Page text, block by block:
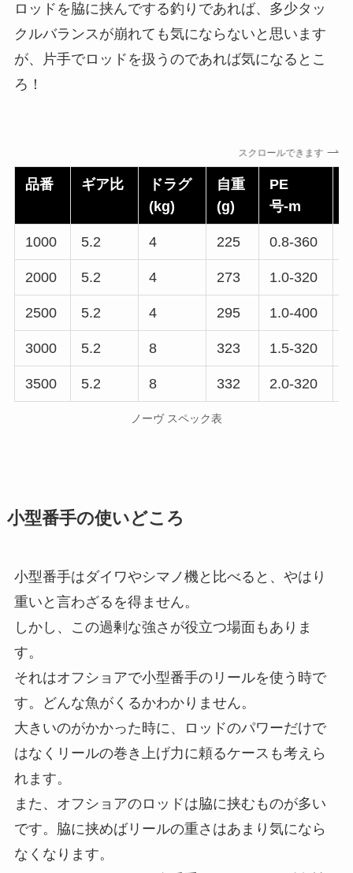
ロッドを脇に挟んでする釣りであれば、多少タッ
クルバランスが崩れても気にならないと思います
が、片手でロッドを扱うのであれば気になるとこ
ろ！
スクロールできます
品番 ギア比
ドラグ
(kg)
自重
(g)
PE
号-m
1000 5.2 4 225 0.8-360
2000 5.2 4 273 1.0-320
2500 5.2 4 295 1.0-400
3000 5.2 8 323 1.5-320
3500 5.2 8 332 2.0-320
ノーヴ スペック表
小型番手の使いどころ
小型番手はダイワやシマノ機と比べると、やはり
重いと言わざるを得ません。
しかし、この過剰な強さが役立つ場面もありま
す。
それはオフショアで小型番手のリールを使う時で
す。どんな魚がくるかわかりません。
大きいのがかかった時に、ロッドのパワーだけで
はなくリールの巻き上げ力に頼るケースも考えら
れます。
また、オフショアのロッドは脇に挟むものが多い
です。脇に挟めばリールの重さはあまり気になら
なくなります。